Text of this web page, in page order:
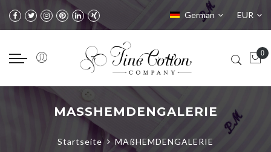
German
EUR
MASSHEMDENGALERIE
Startseite MAßHEMDENGALERIE